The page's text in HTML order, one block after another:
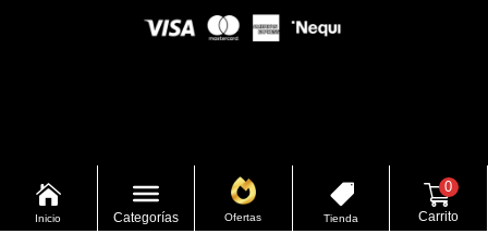

Inicio Categorías Ofertas

Tienda
0
Carrito